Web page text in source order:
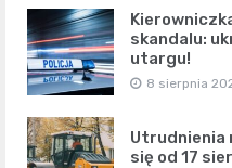
skandalu:
utargu!
8 sierpnia
Utrudnienia
się od 17